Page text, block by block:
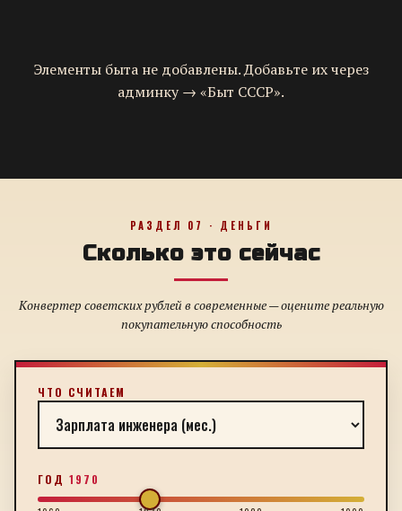
Элементы быта не добавлены. Добавьте их через
админку → «Быт СССР».
РАЗДЕЛ 07 · ДЕНЬГИ
Сколько это сейчас
Конвертер советских рублей в современные — оцените реальную
покупательную способность
ЧТО СЧИТАЕМ
ГОД 1970